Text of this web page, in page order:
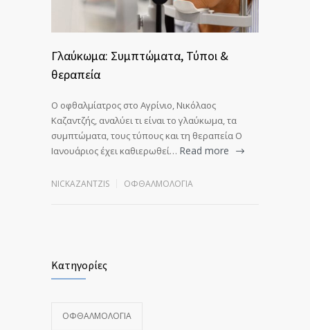
Γλαύκωμα: Συμπτώματα, Τύποι &
θεραπεία
Ο οφθαλμίατρος στο Αγρίνιο, Νικόλαος
Καζαντζής, αναλύει τι είναι το γλαύκωμα, τα
συμπτώματα, τους τύπους και τη θεραπεία Ο
Ιανουάριος έχει καθιερωθεί… Read more
NICKAZANTZIS ΟΦΘΑΛΜΟΛΟΓΊΑ
Κατηγορίες
ΟΦΘΑΛΜΟΛΟΓΊΑ